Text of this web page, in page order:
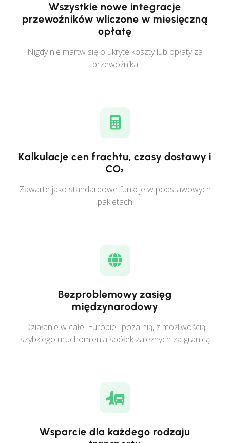
Wszystkie nowe integracje
przewoźników wliczone w miesięczną
opłatę
Nigdy nie martw się o ukryte koszty lub opłaty za
przewoźnika
Kalkulacje cen frachtu, czasy dostawy i
CO₂
Zawarte jako standardowe funkcje w podstawowych
pakietach
Bezproblemowy zasięg
międzynarodowy
Działanie w całej Europie i poza nią, z możliwością
szybkiego uruchomienia spółek zależnych za granicą
Wsparcie dla każdego rodzaju